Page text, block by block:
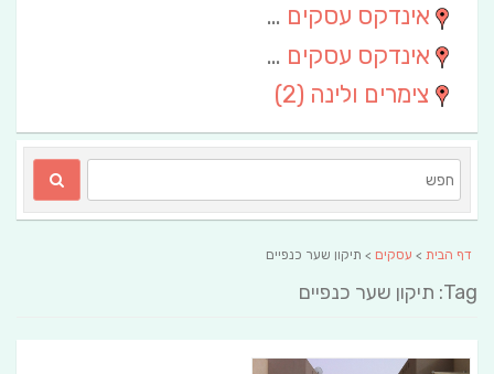
אינדקס עסקים חבל שלום
אינדקס עסקים ארצי
צימרים ולינה (2)
דף הבית > עסקים > תיקון שער כנפיים
Tag: תיקון שער כנפיים